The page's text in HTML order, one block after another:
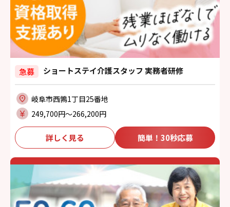
急募 ショートステイ介護スタッフ 実務者研修
岐阜市西鶉1丁目25番地
249,700円〜266,200円
詳しく見る 簡単！30秒応募